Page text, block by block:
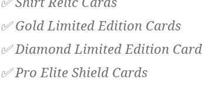
✅ Gold Limited Edition Cards
✅ Diamond Limited Edition Card
✅ Pro Elite Shield Cards